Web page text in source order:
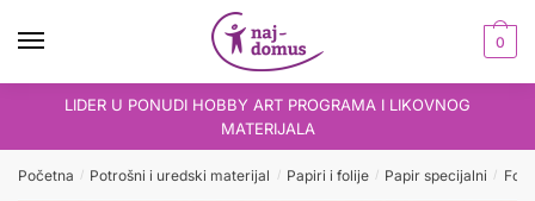
0
LIDER U PONUDI HOBBY ART PROGRAMA I LIKOVNOG
MATERIJALA
Početna / Potrošni i uredski materijal / Papiri i folije / Papir specijalni /